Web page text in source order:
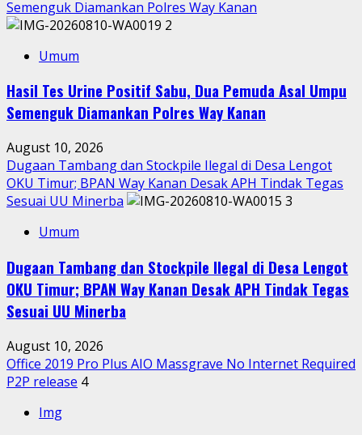
Semenguk Diamankan Polres Way Kanan
2
Umum
Hasil Tes Urine Positif Sabu, Dua Pemuda Asal Umpu
Semenguk Diamankan Polres Way Kanan
August 10, 2026
Dugaan Tambang dan Stockpile Ilegal di Desa Lengot
OKU Timur; BPAN Way Kanan Desak APH Tindak Tegas
Sesuai UU Minerba
3
Umum
Dugaan Tambang dan Stockpile Ilegal di Desa Lengot
OKU Timur; BPAN Way Kanan Desak APH Tindak Tegas
Sesuai UU Minerba
August 10, 2026
Office 2019 Pro Plus AIO Massgrave No Internet Required
P2P release 4
Img